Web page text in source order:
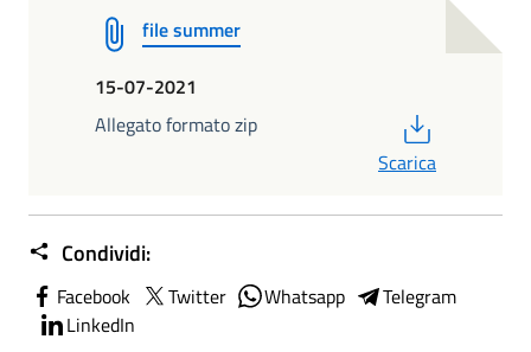
file summer
15-07-2021
Allegato formato zip
Scarica
Condividi:
Facebook Twitter Whatsapp
Telegram
LinkedIn